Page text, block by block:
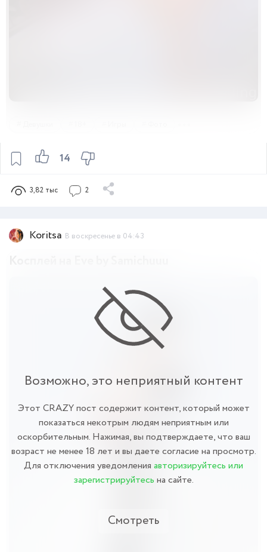
14
3,82 тыс 2
Koritsa В воскресенье в 04:43
Возможно, это неприятный контент
Этот CRAZY пост содержит контент, который может
показаться некотрым людям неприятным или
оскорбительным. Нажимая, вы подтверждаете, что ваш
возраст не менее 18 лет и вы даете согласие на просмотр.
Для отключения уведомления авторизируйтесь или
зарегистрируйтесь на сайте.
Смотреть